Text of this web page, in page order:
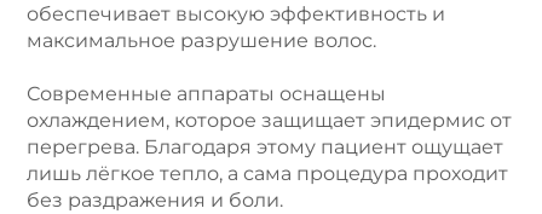
обеспечивает высокую эффективность и
максимальное разрушение волос.
Современные аппараты оснащены
охлаждением, которое защищает эпидермис от
перегрева. Благодаря этому пациент ощущает
лишь лёгкое тепло, а сама процедура проходит
без раздражения и боли.